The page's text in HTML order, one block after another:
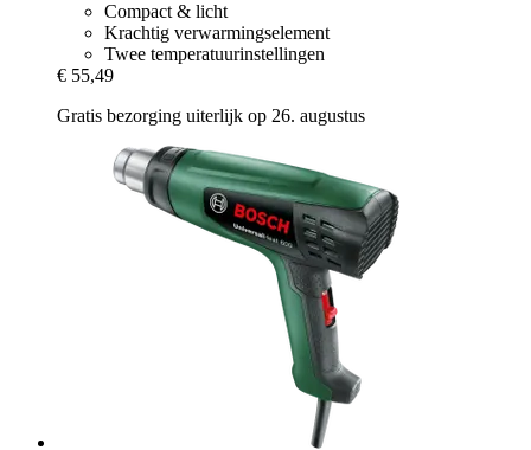
Compact & licht
Krachtig verwarmingselement
Twee temperatuurinstellingen
€ 55,49
Gratis bezorging uiterlijk op 26. augustus